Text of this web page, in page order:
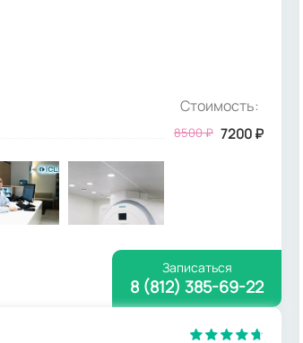
Стоимость:
8500₽ 7200₽
Записаться
8 (812) 385-69-22